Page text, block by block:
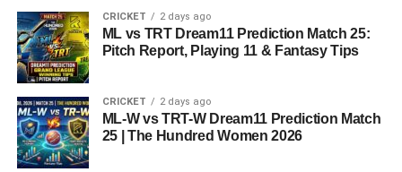
CRICKET 2 days ago
ML vs TRT Dream11 Prediction Match 25:
Pitch Report, Playing 11 & Fantasy Tips
CRICKET 2 days ago
ML-W vs TRT-W Dream11 Prediction Match
25 | The Hundred Women 2026